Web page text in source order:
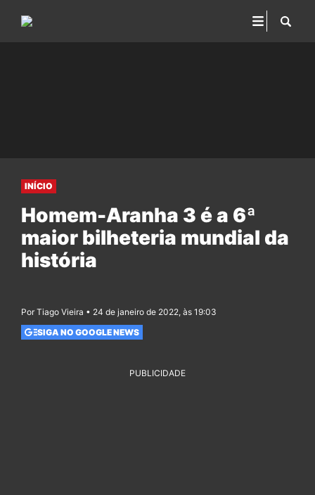
INÍCIO
Homem-Aranha 3 é a 6ª
maior bilheteria mundial da
história
Por Tiago Vieira • 24 de janeiro de 2022, às 19:03
SIGA NO GOOGLE NEWS
PUBLICIDADE